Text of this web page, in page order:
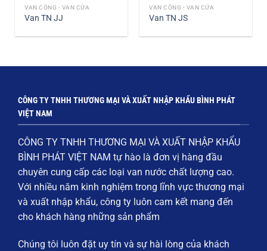
VAN CỔNG - VAN CỬA
Van TN JJ
VAN CỔNG - VAN CỬA
Van TN JS
CÔNG TY TNHH THƯƠNG MẠI VÀ XUẤT NHẬP KHẨU BÌNH PHÁT
VIỆT NAM
CÔNG TY TNHH THƯƠNG MẠI VÀ XUẤT NHẬP KHẨU
BÌNH PHÁT VIỆT NAM tự hào là đơn vị hàng đầu
chuyên cung cấp các loại van nước chất lượng cao.
Với nhiều năm kinh nghiệm trong lĩnh vực thương mại
và xuất nhập khẩu, công ty luôn cam kết mang đến
cho khách hàng những sản phẩm
Chúng tôi luôn đặt uy tín và sự hài lòng của khách